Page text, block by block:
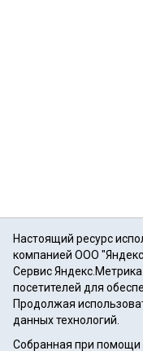
Настоящий ресурс
компанией ООО
Сервис
посетителей для
Продолжая
данных технологий.
Собранная при